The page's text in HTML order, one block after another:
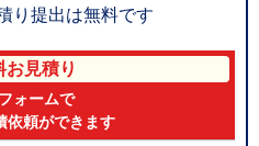
り提出は無料です
お見積り
ォームで
依頼ができます